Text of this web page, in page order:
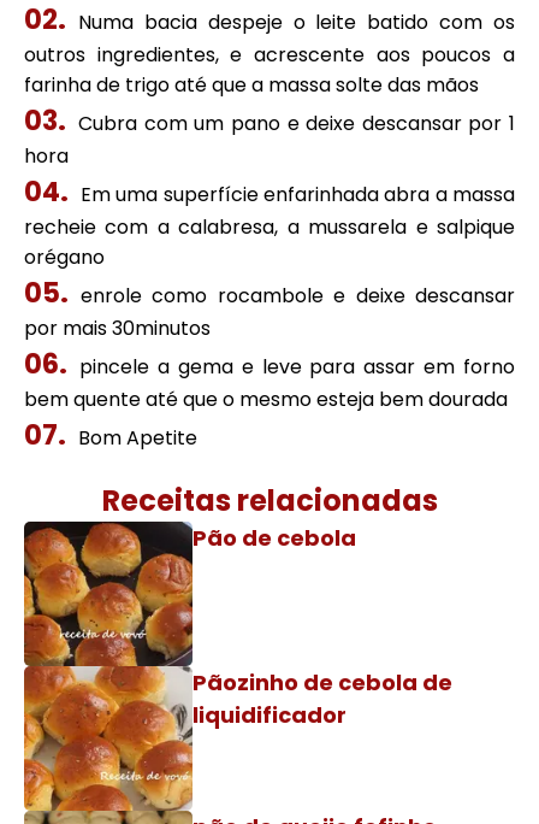
Numa bacia despeje o leite batido com os
outros ingredientes, e acrescente aos poucos a
farinha de trigo até que a massa solte das mãos
Cubra com um pano e deixe descansar por 1
hora
Em uma superfície enfarinhada abra a massa
recheie com a calabresa, a mussarela e salpique
orégano
enrole como rocambole e deixe descansar
por mais 30minutos
pincele a gema e leve para assar em forno
bem quente até que o mesmo esteja bem dourada
Bom Apetite
Receitas relacionadas
Pão de cebola
Pãozinho de cebola de
liquidificador